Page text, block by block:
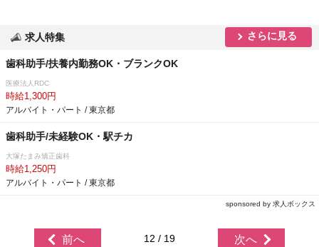
求人特集 さらに見る
歯科助手/扶養内勤務OK・ブランクOK
医療法人RDC
時給1,300円
アルバイト・パート / 東京都
歯科助手/未経験OK・駅チカ
大塚たまみ矯正歯科
時給1,250円
アルバイト・パート / 東京都
sponsored by 求人ボックス
前へ 12 / 19 次へ